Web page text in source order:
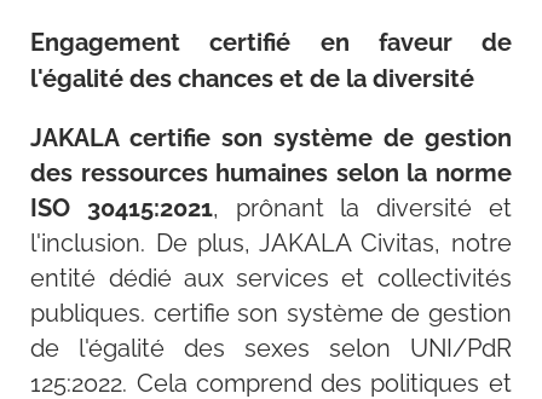
Engagement certifié en faveur de
l'égalité des chances et de la diversité
JAKALA certifie son système de gestion
des ressources humaines selon la norme
ISO 30415:2021, prônant la diversité et
l'inclusion. De plus, JAKALA Civitas, notre
entité dédié aux services et collectivités
publiques. certifie son système de gestion
de l'égalité des sexes selon UNI/PdR
125:2022. Cela comprend des politiques et